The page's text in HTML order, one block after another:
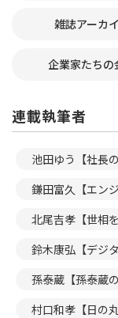
雑誌アーカ
企業家たちの
連載執筆者
池田ゆう【社長
鎌田富久【エン
北尾吉孝【世相
鈴木康弘【デジ
孫泰蔵【孫泰蔵
村口和孝【日の